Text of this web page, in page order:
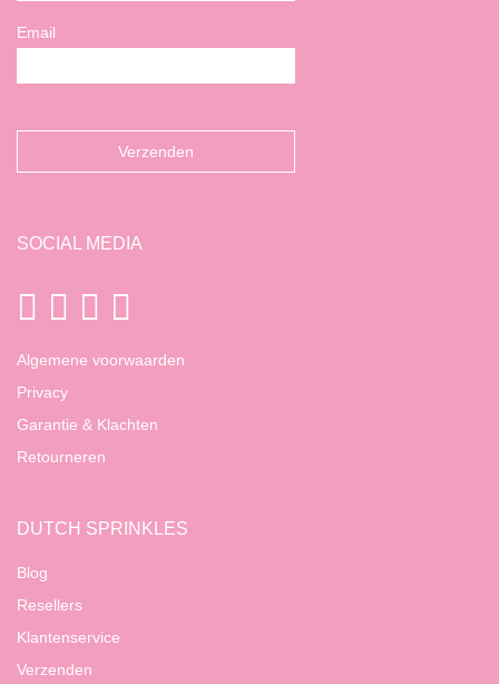
Email
SOCIAL MEDIA
Algemene voorwaarden
Privacy
Garantie & Klachten
Retourneren
DUTCH SPRINKLES
Blog
Resellers
Klantenservice
Verzenden